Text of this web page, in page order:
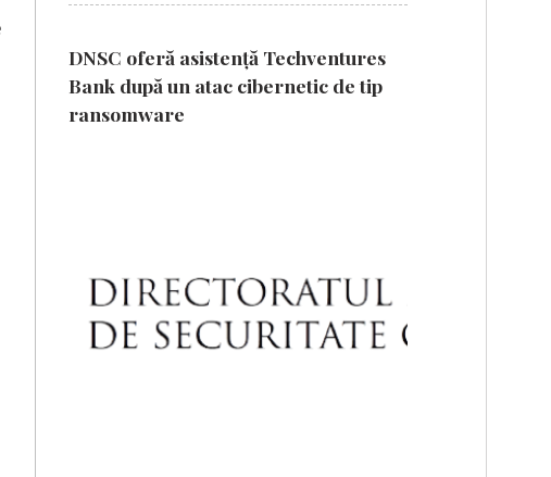
DNSC oferă asistență Techventures
Bank după un atac cibernetic de tip
ransomware